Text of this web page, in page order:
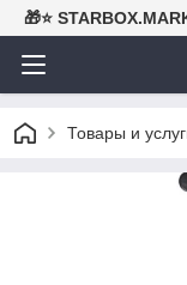
🎁⭐
Товары и